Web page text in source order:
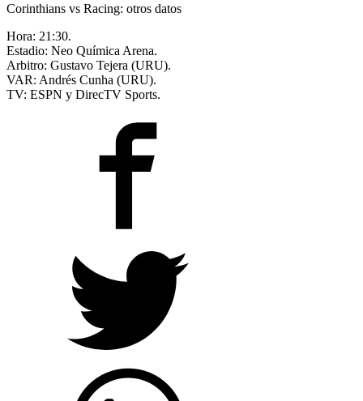
Corinthians vs Racing: otros datos
Hora: 21:30.
Estadio: Neo Química Arena.
Arbitro: Gustavo Tejera (URU).
VAR: Andrés Cunha (URU).
TV: ESPN y DirecTV Sports.